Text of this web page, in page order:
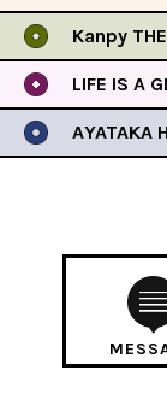
Kanpy
LIFE IS A
AYATAKA